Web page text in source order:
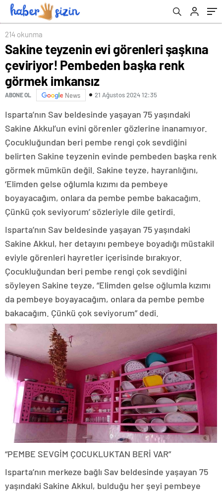
imkansız
214 okunma
Sakine teyzenin evi görenleri şaşkına
çeviriyor! Pembeden başka renk
görmek imkansız
ABONE OL News 21 Ağustos 2024 12:35
Isparta’nın Sav beldesinde yaşayan 75 yaşındaki
Sakine Akkul’un evini görenler gözlerine inanamıyor.
Çocukluğundan beri pembe rengi çok sevdiğini
belirten Sakine teyzenin evinde pembeden başka renk
görmek mümkün değil. Sakine teyze, hayranlığını,
‘Elimden gelse oğlumla kızımı da pembeye
boyayacağım, onlara da pembe pembe bakacağım.
Çünkü çok seviyorum’ sözleriyle dile getirdi.
Isparta’nın Sav beldesinde yaşayan 75 yaşındaki
Sakine Akkul, her detayını pembeye boyadığı müstakil
eviyle görenleri hayretler içerisinde bırakıyor.
Çocukluğundan beri pembe rengi çok sevdiğini
söyleyen Sakine teyze, “Elimden gelse oğlumla kızımı
da pembeye boyayacağım, onlara da pembe pembe
bakacağım. Çünkü çok seviyorum” dedi.
“PEMBE SEVGİM ÇOCUKLUKTAN BERİ VAR”
Isparta’nın merkeze bağlı Sav beldesinde yaşayan 75
yaşındaki Sakine Akkul, bulduğu her şeyi pembeye